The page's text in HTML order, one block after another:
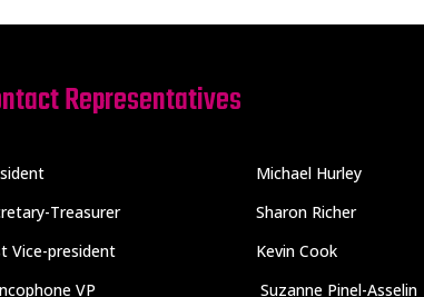
Representatives
Treasurer
Vice-president
VP
Michael Hurley
Sharon Richer
Kevin Cook
Suzanne Pinel-Asselin